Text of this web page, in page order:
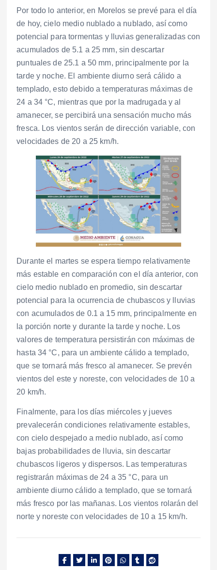
Por todo lo anterior, en Morelos se prevé para el día
de hoy, cielo medio nublado a nublado, así como
potencial para tormentas y lluvias generalizadas con
acumulados de 5.1 a 25 mm, sin descartar
puntuales de 25.1 a 50 mm, principalmente por la
tarde y noche. El ambiente diurno será cálido a
templado, esto debido a temperaturas máximas de
24 a 34 °C, mientras que por la madrugada y al
amanecer, se percibirá una sensación mucho más
fresca. Los vientos serán de dirección variable, con
velocidades de 20 a 25 km/h.
Durante el martes se espera tiempo relativamente
más estable en comparación con el día anterior, con
cielo medio nublado en promedio, sin descartar
potencial para la ocurrencia de chubascos y lluvias
con acumulados de 0.1 a 15 mm, principalmente en
la porción norte y durante la tarde y noche. Los
valores de temperatura persistirán con máximas de
hasta 34 °C, para un ambiente cálido a templado,
que se tornará más fresco al amanecer. Se prevén
vientos del este y noreste, con velocidades de 10 a
20 km/h.
Finalmente, para los días miércoles y jueves
prevalecerán condiciones relativamente estables,
con cielo despejado a medio nublado, así como
bajas probabilidades de lluvia, sin descartar
chubascos ligeros y dispersos. Las temperaturas
registrarán máximas de 24 a 35 °C, para un
ambiente diurno cálido a templado, que se tornará
más fresco por las mañanas. Los vientos rolarán del
norte y noreste con velocidades de 10 a 15 km/h.